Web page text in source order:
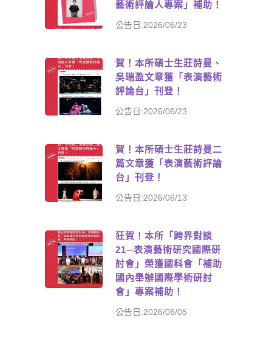
藝術評論人專案」補助！
公告日:2026/06/23
賀！本所碩士生莊詩曼、
吳瑞盈文章獲「表演藝術
評論台」刊登！
公告日:2026/06/23
賀！本所碩士生莊詩曼二
篇文章獲「表演藝術評論
台」刊登！
公告日:2026/06/13
狂賀！本所「跨界對談
21─表演藝術研究國際研
討會」榮獲國科會「補助
國內舉辦國際學術研討
會」專案補助！
公告日:2026/06/05